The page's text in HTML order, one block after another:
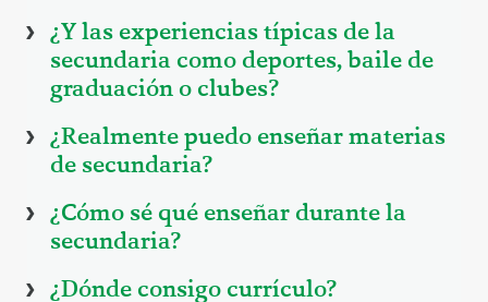
¿Y las experiencias típicas de la
secundaria como deportes, baile de
graduación o clubes?
¿Realmente puedo enseñar materias
de secundaria?
¿Cómo sé qué enseñar durante la
secundaria?
¿Dónde consigo currículo?